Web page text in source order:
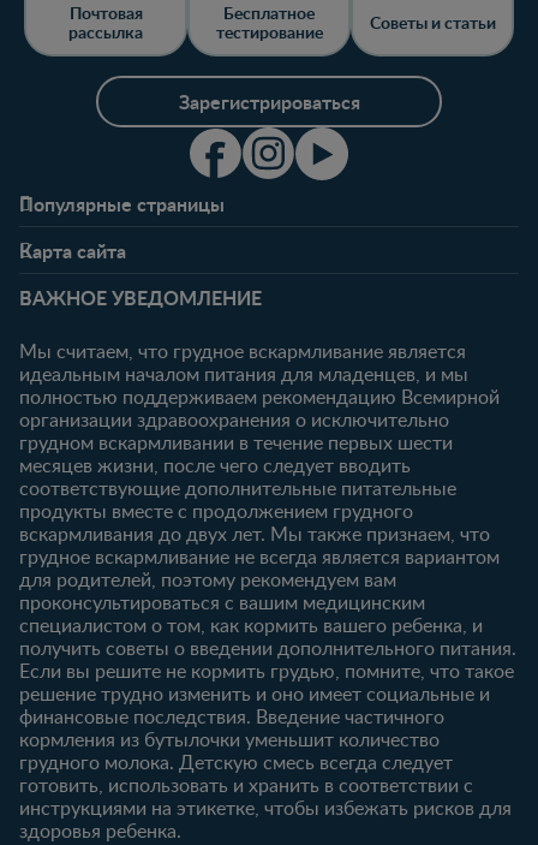
Почтовая
рассылка
Бесплатное
тестирование
Советы и статьи
Зарегистрироваться
Популярные страницы
Часто задаваемые
Личный кабинет
Зарегистрироваться
Купить
Наши бренды
Бесплатные
тестирования
Карта сайта
Статьи
Статьи
6-12 месяцев
Статьи
Продукты
12-18 месяцев
Статьи
Продукты
18-24 месяцев
Статьи
Продукты
ВАЖНОЕ УВЕДОМЛЕНИЕ
Мы считаем, что грудное вскармливание является
идеальным началом питания для младенцев, и мы
полностью поддерживаем рекомендацию Всемирной
организации здравоохранения о исключительно
грудном вскармливании в течение первых шести
месяцев жизни, после чего следует вводить
соответствующие дополнительные питательные
продукты вместе с продолжением грудного
вскармливания до двух лет. Мы также признаем, что
грудное вскармливание не всегда является вариантом
для родителей, поэтому рекомендуем вам
проконсультироваться с вашим медицинским
специалистом о том, как кормить вашего ребенка, и
получить советы о введении дополнительного питания.
Если вы решите не кормить грудью, помните, что такое
решение трудно изменить и оно имеет социальные и
финансовые последствия. Введение частичного
кормления из бутылочки уменьшит количество
грудного молока. Детскую смесь всегда следует
готовить, использовать и хранить в соответствии с
инструкциями на этикетке, чтобы избежать рисков для
здоровья ребенка.